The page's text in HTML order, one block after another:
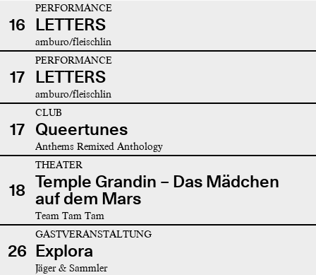
16
PERFORMANCE
LETTERS
amburo/fleischlin
17
PERFORMANCE
LETTERS
amburo/fleischlin
17
CLUB
Queertunes
Anthems Remixed Anthology
18
THEATER
Temple Grandin – Das Mädchen
auf dem Mars
Team Tam Tam
26
GASTVERANSTALTUNG
Explora
Jäger & Sammler